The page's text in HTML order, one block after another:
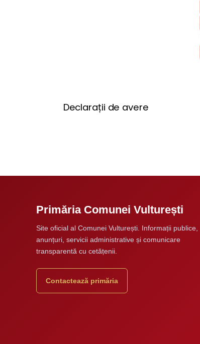
Declarații de avere
Primăria Comunei Vulturești
Site oficial al Comunei Vulturești. Informații publice,
anunțuri, servicii administrative și comunicare
transparentă cu cetățenii.
Contactează primăria